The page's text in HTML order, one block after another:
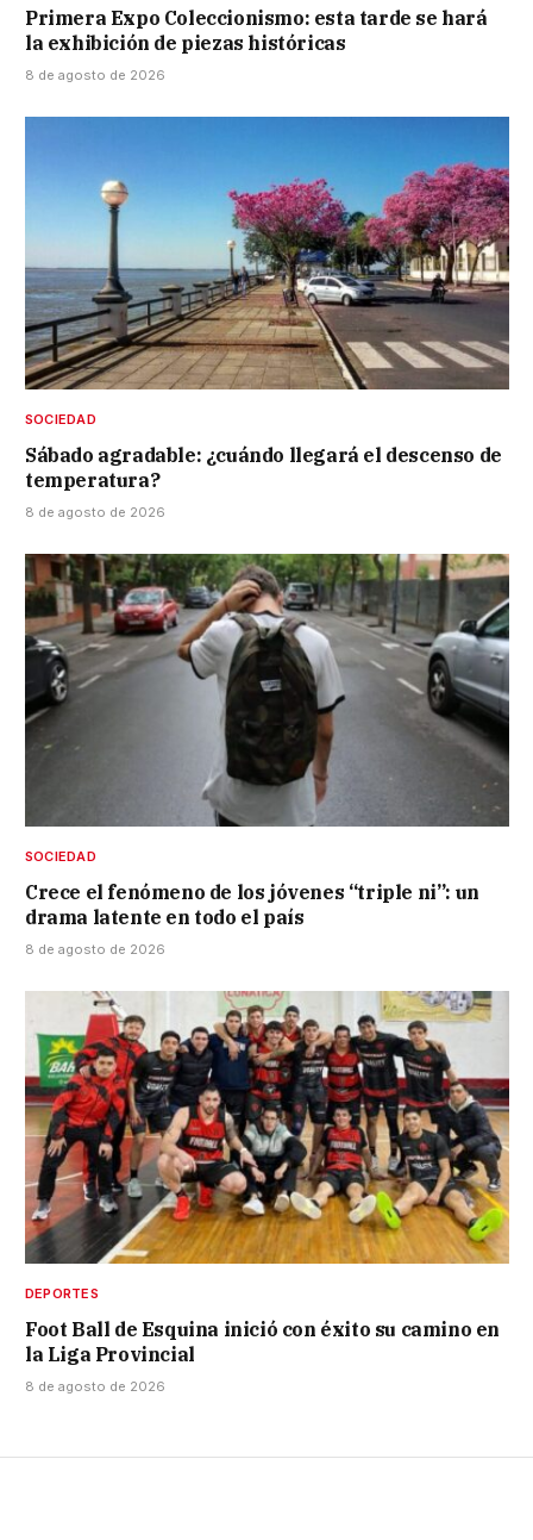
Primera Expo Coleccionismo: esta tarde se hará
la exhibición de piezas históricas
8 de agosto de 2026
SOCIEDAD
Sábado agradable: ¿cuándo llegará el descenso de
temperatura?
8 de agosto de 2026
SOCIEDAD
Crece el fenómeno de los jóvenes “triple ni”: un
drama latente en todo el país
8 de agosto de 2026
DEPORTES
Foot Ball de Esquina inició con éxito su camino en
la Liga Provincial
8 de agosto de 2026